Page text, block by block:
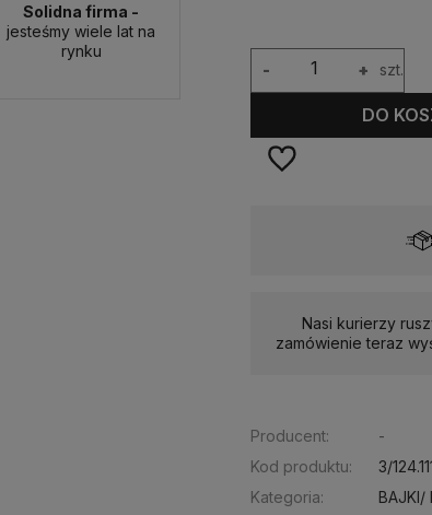
Solidna firma -
jesteśmy wiele lat na
rynku
+
- szt.
DO
Dostawa:
Nasi kurierzy
zamówienie teraz
Producent:
-
Kod produktu:
3/
Kategoria:
BAJKI/